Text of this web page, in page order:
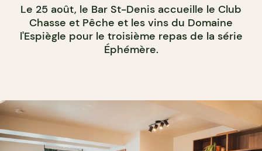
Le 25 août, le Bar St-Denis accueille le Club
Chasse et Pêche et les vins du Domaine
l'Espiègle pour le troisième repas de la série
Éphémère.